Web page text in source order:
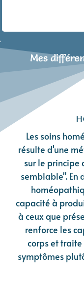
Mes
Les soins
résulte d'une
sur le
semblable". En
capacité à
à ceux que
renforce les
corps et
symptômes